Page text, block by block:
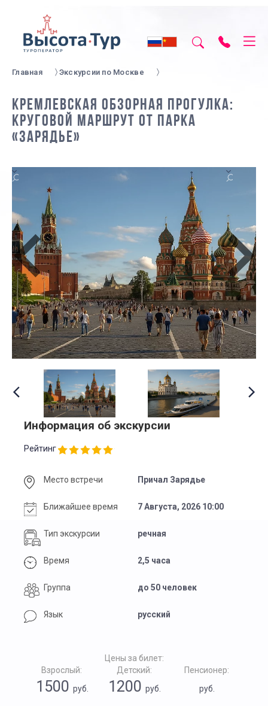
Главная Экскурсии по Москве
КРЕМЛЕВСКАЯ ОБЗОРНАЯ ПРОГУЛКА:
КРУГОВОЙ МАРШРУТ ОТ ПАРКА
«ЗАРЯДЬЕ»
Информация об экскурсии
Рейтинг
Место встречи Причал Зарядье
Ближайшее время 7 Августа, 2026 10:00
Тип экскурсии речная
Время 2,5 часа
Группа до 50 человек
Язык русский
Цены за билет:
Взрослый:
1500 руб.
Детский:
1200 руб.
Пенсионер:
руб.